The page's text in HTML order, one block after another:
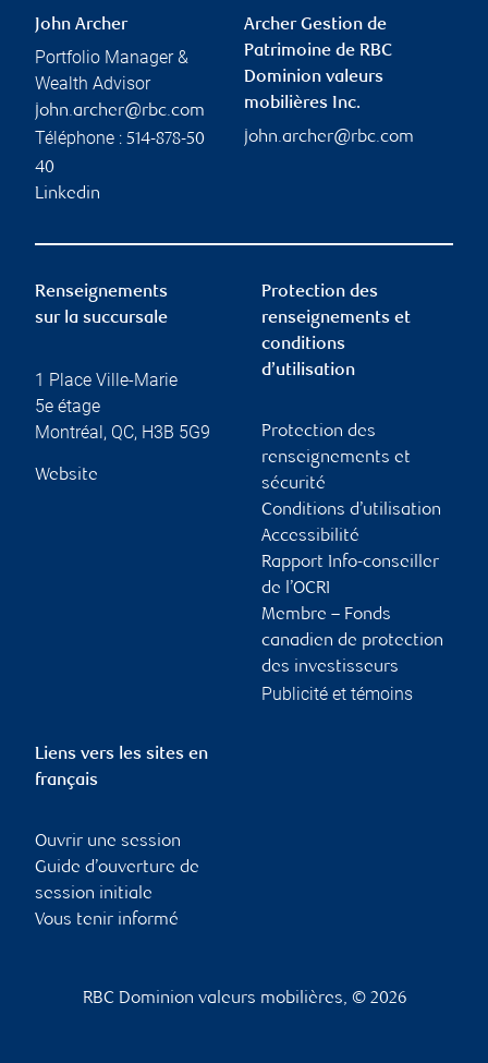
John Archer
Portfolio Manager &
Wealth Advisor
john.archer@rbc.com
Téléphone : 514-878-50
40
Linkedin
Archer Gestion de
Patrimoine de RBC
Dominion valeurs
mobilières Inc.
john.archer@rbc.com
Renseignements
sur la succursale
1 Place Ville-Marie
5e étage
Montréal, QC, H3B 5G9
Website
Protection des
renseignements et
conditions
d’utilisation
Protection des
renseignements et
sécurité
Conditions d’utilisation
Accessibilité
Rapport Info-conseiller
de l’OCRI
Membre – Fonds
canadien de protection
des investisseurs
Publicité et témoins
Liens vers les sites en
français
Ouvrir une session
Guide d’ouverture de
session initiale
Vous tenir informé
RBC Dominion valeurs mobilières, © 2026